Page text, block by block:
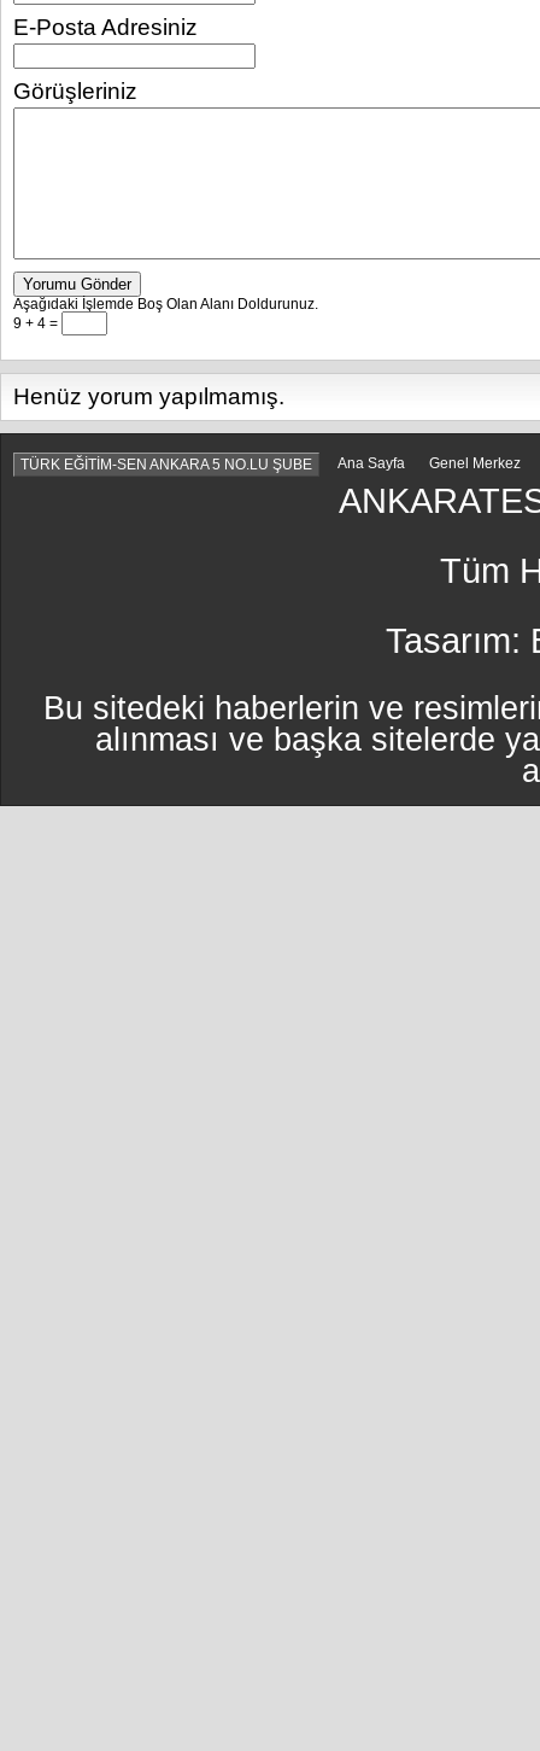
E-Posta Adresiniz
Görüşleriniz
Yorumu Gönder
Aşağıdaki İşlemde Boş Olan Alanı Doldurunuz.
9 + 4 =
Henüz yorum yapılmamış.
TÜRK EĞİTİM-SEN ANKARA 5 NO.LU ŞUBE Ana Sayfa Genel Merkez
Tüm
Tasarım:
Bu sitedeki haberlerin ve
alınması ve başka sitelerde